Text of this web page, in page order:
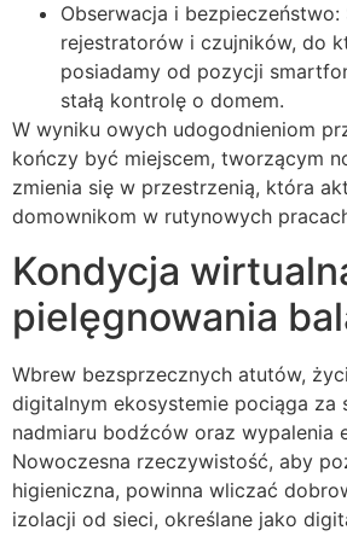
Obserwacja i
rejestratorów i czujników, do
posiadamy od pozycji
stałą kontrolę o domem.
W wyniku owych udogodnieniom
kończy być miejscem, tworzącym
zmienia się w przestrzenią, która
domownikom w rutynowych
Kondycja
pielęgnowania
Wbrew bezsprzecznych atutów,
digitalnym ekosystemie pociąga za
nadmiaru bodźców oraz wypalenia
Nowoczesna rzeczywistość, aby
higieniczna, powinna wliczać
izolacji od sieci, określane jako